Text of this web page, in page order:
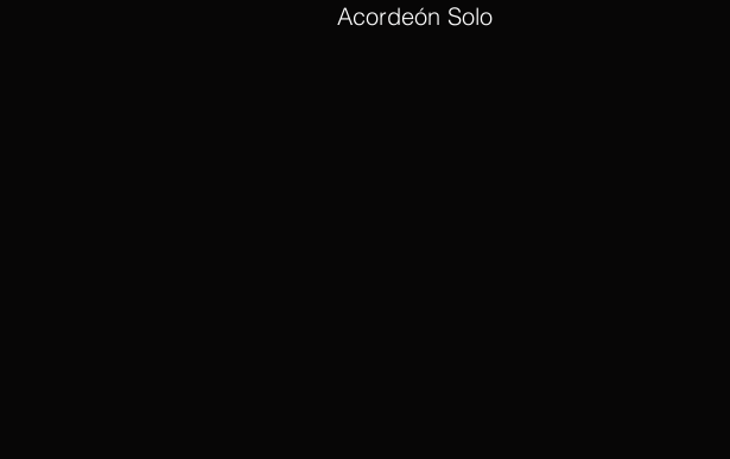
Acordeón Solo